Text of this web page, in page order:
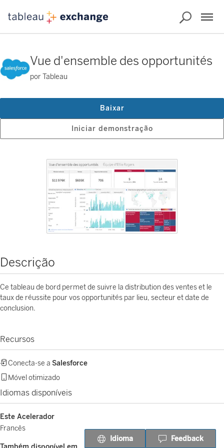
Vue d'ensemble des opportunités
por Tableau
Iniciar demonstração
Baixar
Descrição
Ce tableau de bord permet de suivre la distribution des ventes et le
taux de réussite pour vos opportunités par lieu, secteur et date de
conclusion.
Recursos
Conecta-se a Salesforce
Móvel otimizado
Idiomas disponíveis
Este Acelerador
Francês
Idioma Feedback